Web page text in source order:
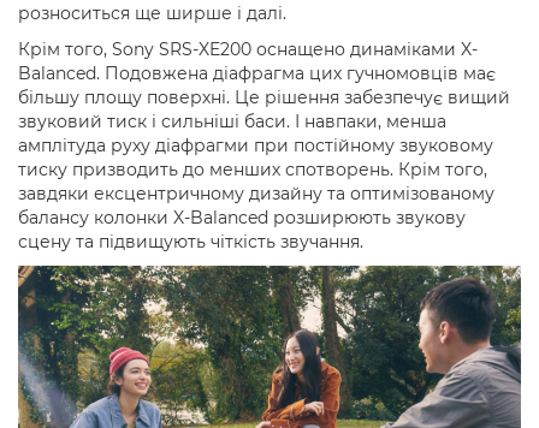
розноситься ще ширше і далі.
Крім того, Sony SRS-XE200 оснащено динаміками X-
Balanced. Подовжена діафрагма цих гучномовців має
більшу площу поверхні. Це рішення забезпечує вищий
звуковий тиск і сильніші баси. І навпаки, менша
амплітуда руху діафрагми при постійному звуковому
тиску призводить до менших спотворень. Крім того,
завдяки ексцентричному дизайну та оптимізованому
балансу колонки X-Balanced розширюють звукову
сцену та підвищують чіткість звучання.